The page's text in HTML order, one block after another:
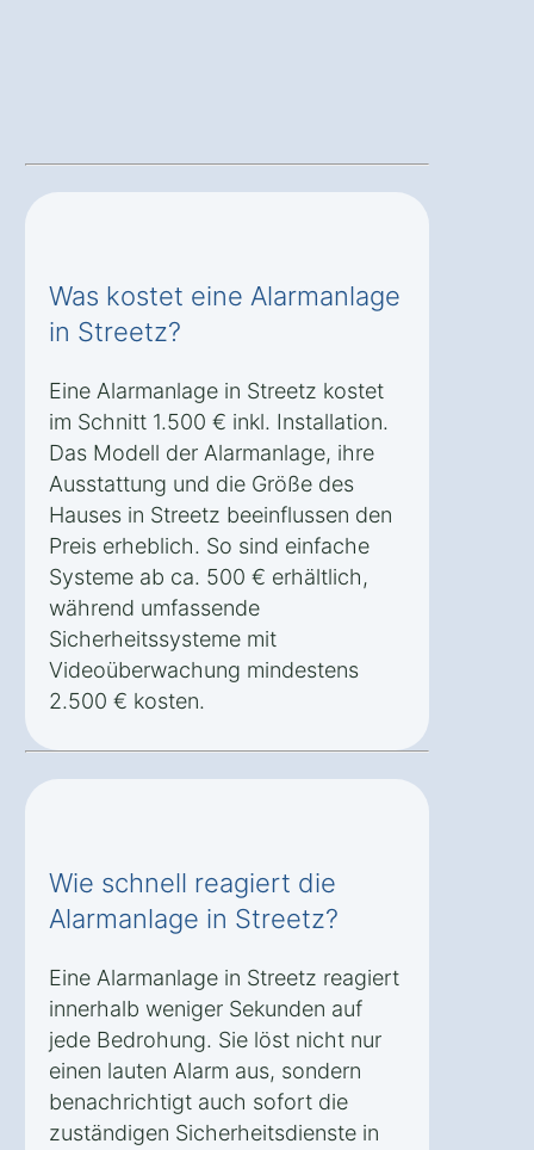
Was kostet eine Alarmanlage
in Streetz?
Eine Alarmanlage in Streetz kostet
im Schnitt 1.500 € inkl. Installation.
Das Modell der Alarmanlage, ihre
Ausstattung und die Größe des
Hauses in Streetz beeinflussen den
Preis erheblich. So sind einfache
Systeme ab ca. 500 € erhältlich,
während umfassende
Sicherheitssysteme mit
Videoüberwachung mindestens
2.500 € kosten.
Wie schnell reagiert die
Alarmanlage in Streetz?
Eine Alarmanlage in Streetz reagiert
innerhalb weniger Sekunden auf
jede Bedrohung. Sie löst nicht nur
einen lauten Alarm aus, sondern
benachrichtigt auch sofort die
zuständigen Sicherheitsdienste in